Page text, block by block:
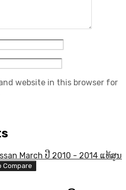
website in this browser for
Compare